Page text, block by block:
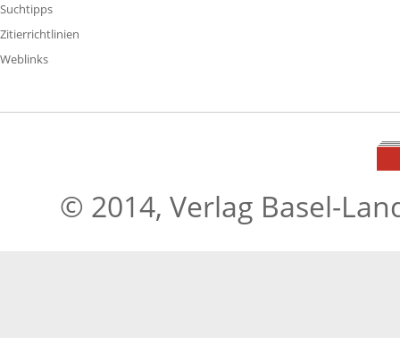
Suchtipps
Zitierrichtlinien
Weblinks
© 2014, Verlag Basel-